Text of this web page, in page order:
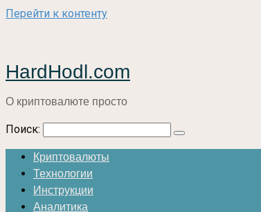
Перейти к контенту
HardHodl.com
О криптовалюте просто
Поиск:
Криптовалюты
Технологии
Инструкции
Аналитика